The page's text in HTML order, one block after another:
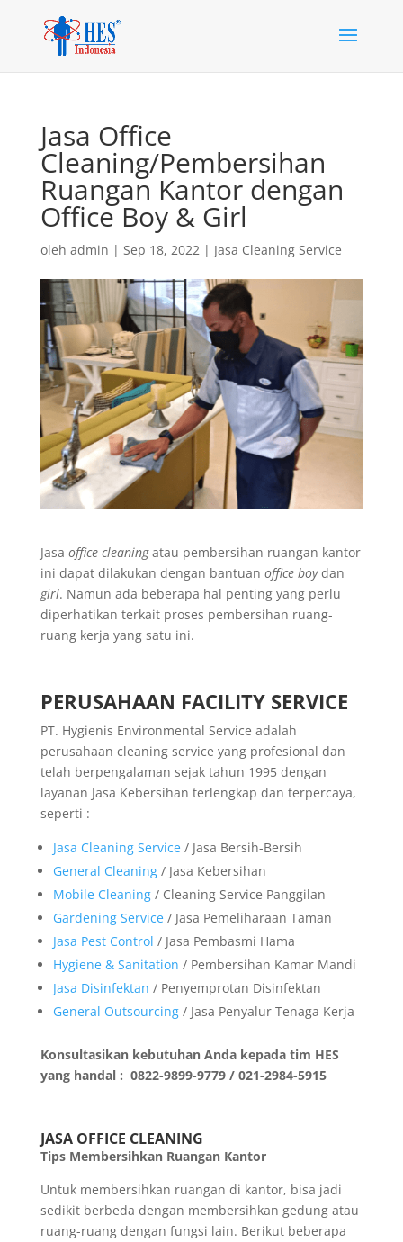
Jasa Office
Cleaning/Pembersihan
Ruangan Kantor dengan
Office Boy & Girl
oleh admin | Sep 18, 2022| Jasa Cleaning Service
Jasa office cleaningatau pembersihan ruangan kantor
ini dapat dilakukan dengan bantuan office boydan
girl. Namun ada beberapa hal penting yang perlu
diperhatikan terkait proses pembersihan ruang-
ruang kerja yang satu ini.
PERUSAHAAN FACILITY SERVICE
PT. Hygienis Environmental Service adalah
perusahaan cleaning service yang profesional dan
telah berpengalaman sejak tahun 1995 dengan
layanan Jasa Kebersihan terlengkap dan terpercaya,
seperti :
Jasa Cleaning Service/ Jasa Bersih-Bersih
General Cleaning/ Jasa Kebersihan
Mobile Cleaning/ Cleaning Service Panggilan
Gardening Service/ Jasa Pemeliharaan Taman
Jasa Pest Control / Jasa Pembasmi Hama
Hygiene & Sanitation / Pembersihan Kamar Mandi
Jasa Disinfektan / Penyemprotan Disinfektan
General Outsourcing/ Jasa Penyalur Tenaga Kerja
Konsultasikan kebutuhan Anda kepada tim HES
yang handal : 0822-9899-9779 / 021-2984-5915
JASA OFFICE CLEANING
Tips Membersihkan Ruangan Kantor
Untuk membersihkan ruangan di kantor, bisa jadi
sedikit berbeda dengan membersihkan gedung atau
ruang-ruang dengan fungsi lain. Berikut beberapa